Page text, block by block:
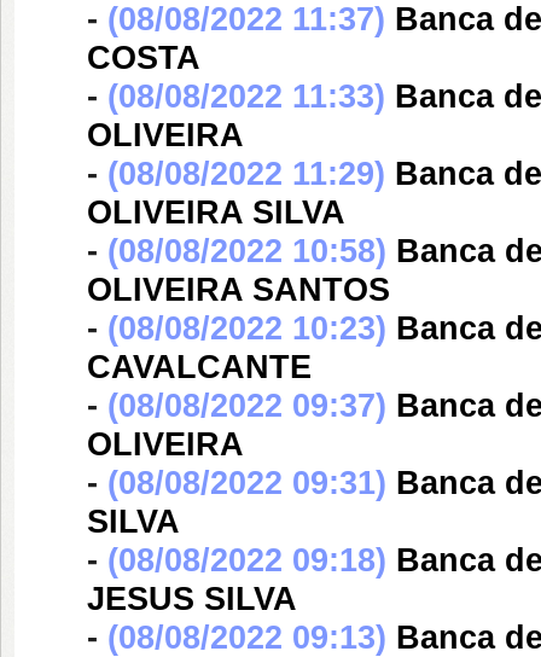
- (08/08/2022 11:37) Banca
COSTA
- (08/08/2022 11:33) Banca
OLIVEIRA
- (08/08/2022 11:29) Banca
OLIVEIRA SILVA
- (08/08/2022 10:58) Banca
OLIVEIRA SANTOS
- (08/08/2022 10:23) Banca
CAVALCANTE
- (08/08/2022 09:37) Banca
OLIVEIRA
- (08/08/2022 09:31) Banca
SILVA
- (08/08/2022 09:18) Banca
JESUS SILVA
- (08/08/2022 09:13) Banca